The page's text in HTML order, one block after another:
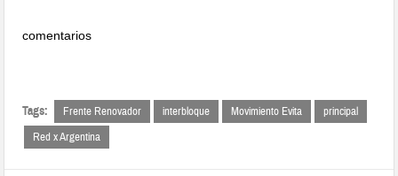
comentarios
Tags: Frente Renovador interbloque Movimiento Evita
principal
Red x Argentina